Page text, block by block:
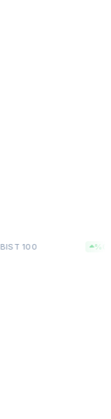
13.726,33